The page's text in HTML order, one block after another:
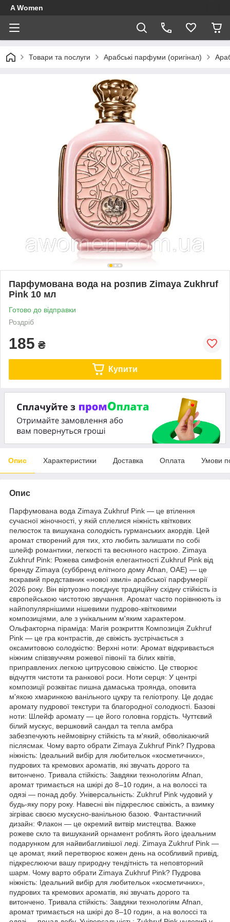
A Women
Товари та послуги Арабські парфуми (оригінал)
Парфумована вода на розпив Zimaya Zukhruf
Pink 10 мл
Готово до відправки
Роздріб
185 ₴
Купити
Опис Характеристики Доставка Оплата Умови
Опис
Парфумована вода Zimaya Zukhruf Pink — це втілення
сучасної жіночності, у якій сплелися ніжність квіткових
пелюсток та вишукана солодкість гурманських акордів. Цей
аромат створений для тих, хто любить залишати по собі
шлейф романтики, легкості та весняного настрою. Zimaya
Zukhruf Pink: Рожева симфонія елегантності Zukhruf Pink від
бренду Zimaya (суббренд елітного дому Afnan, ОАЕ) — це
яскравий представник «нової хвилі» арабської парфумерії
2026 року. Він віртуозно поєднує традиційну східну стійкість із
європейською чистотою звучання. Аромат часто порівнюють із
найпопулярнішими нішевими пудрово-квітковими
композиціями, але з унікальним м'яким характером.
Ольфакторна піраміда: Магія розкриття Композиція Zukhruf
Pink — це гра контрастів, де свіжість зустрічається з
оксамитовою солодкістю: Верхні ноти: Аромат відкривається
ніжним співзвуччям рожевої півонії та білих квітів,
приправлених легкою цитрусовою свіжістю. Це створює
відчуття чистоти та ранкової роси. Ноти серця: У центрі
композиції розквітає пишна дамаська троянда, оповита
м'якою хмаринкою ванільного цукру та геліотропу. Це додає
аромату пудрової текстури та благородної солодкості. Базові
ноти: Шлейф аромату — це його головна гордість. Чуттєвий
білий мускус, вершковий сандал та тепла амбра
забезпечують неймовірну стійкість та м'який, обволікаючий
післясмак. Чому варто обрати Zimaya Zukhruf Pink? Пудрова
ніжність: Ідеальний вибір для любительок «косметичних»,
пудрових та кремових ароматів, які звучать дорого та
витончено. Тривала стійкість: Завдяки технологіям Afnan,
аромат тримається на шкірі до 8–10 годин, а на волоссі та
одязі — понад добу. Універсальність: Zukhruf Pink чудовий у
будь-яку пору року. Навесні він підкреслює свіжість, а взимку
зігріває своєю мускусно-ванільною базою. Фантастичний
дизайн: Флакон — це окремий витвір мистецтва. Важке
рожеве скло та вишуканий орнамент роблять його ідеальним
подарунком для найвибагливішої леді. Zimaya Zukhruf Pink —
це аромат, який перетворює кожен день на особливий привід,
підкреслюючи вашу природну тендітність та неповторний
шарм. Чому варто обрати Zimaya Zukhruf Pink? Пудрова
ніжність: Ідеальний вибір для любительок «косметичних»,
пудрових та кремових ароматів, які звучать дорого та
витончено. Тривала стійкість: Завдяки технологіям Afnan,
аромат тримається на шкірі до 8–10 годин, а на волоссі та